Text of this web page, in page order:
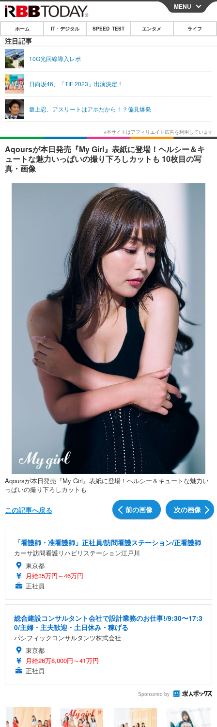
CLOSE
ホーム
IT・デジタル
ショッピング
SPEED TEST
エンタメ
エンタメTOP 映画・ドラマ
韓国・芸能
音楽 スポーツ
ライフ
ライフTOP グルメ
ペット ショッピング
リリース一覧
プッシュ通知の停止方法
MENU
ホーム IT・デジタル SPEED TEST エンタメ ライフ
注目記事
10G光回線導入レポ
日向坂46、「TIF 2023」出演決定！
坂上忍、アスリートはアホだから！？偏見爆発
Aqoursが本日発売『My Girl』表紙に登場！ヘルシー＆キ
ュートな魅力いっぱいの撮り下ろしカットも 10枚目の写
真・画像
Aqoursが本日発売『My Girl』表紙に登場！ヘルシー＆キュートな魅力い
っぱいの撮り下ろしカットも
前の画像 次の画像
この記事へ戻る
「看護師・准看護師」正社員/訪問看護ステーション/正看護師
カーサ訪問看護リハビリステーション江戸川
東京都
月給35万円～46万円
正社員
総合建設コンサルタント会社で設計業務のお仕事!/9:30〜17:3
0/主婦・主夫歓迎・土日休み・稼げる
パシフィックコンサルタンツ株式会社
東京都
月給26万8,000円～41万円
正社員
Sponsored by